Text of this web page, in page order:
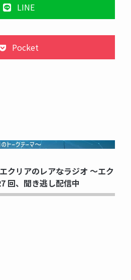
LINE
Pocket
PRINTING...
クリアのレアなラジオ ～エク
回、聞き逃し配信中